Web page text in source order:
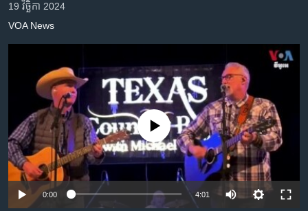
ទំព័រ​
ព័ត៌មាន​​
ទំព័រ​
រចនា
សម្ព័ន្ធ​
រំលង​
កម្ពុជាច្នៃប្រតិដ្ឋ
ព្រឹត្តិការណ៍ព័ត៌មាន
ទូរទស្សន៍ / វីដេអូ​
វិទ្យុ / ផតខាសថ៍
កម្មវិធីទាំងអស់
Khmer English
19 វិច្ឆិកា 2024
VOA News
No media source currently available
0:00 4:01